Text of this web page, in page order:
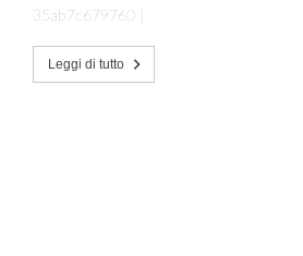
35ab7c679760′]
Leggi di tutto